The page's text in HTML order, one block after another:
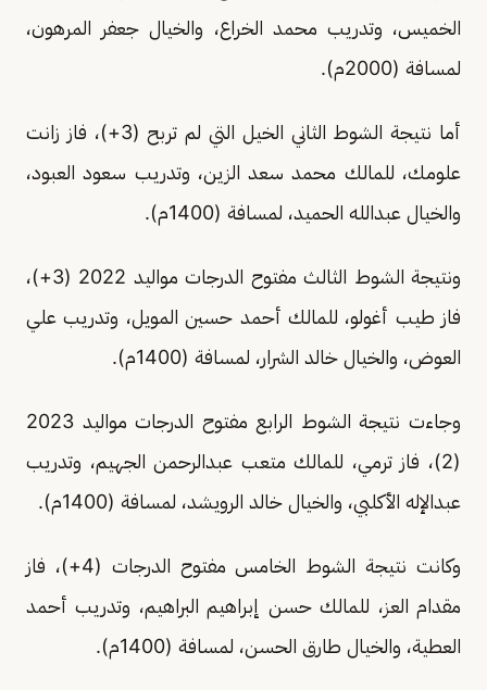
الخميس، وتدريب محمد الخراع، والخيال جعفر المرهون،
لمسافة (2000م).
أما نتيجة الشوط الثاني الخيل التي لم تربح (3+)، فاز زانت
علومك، للمالك محمد سعد الزين، وتدريب سعود العبود،
والخيال عبدالله الحميد، لمسافة (1400م).
ونتيجة الشوط الثالث مفتوح الدرجات مواليد 2022 (3+)،
فاز طيب أغولو، للمالك أحمد حسين المويل، وتدريب علي
العوض، والخيال خالد الشرار، لمسافة (1400م).
وجاءت نتيجة الشوط الرابع مفتوح الدرجات مواليد 2023
(2)، فاز ترمي، للمالك متعب عبدالرحمن الجهيم، وتدريب
عبدالإله الأكلبي، والخيال خالد الرويشد، لمسافة (1400م).
وكانت نتيجة الشوط الخامس مفتوح الدرجات (4+)، ‏فاز
مقدام العز، للمالك حسن إبراهيم البراهيم، وتدريب أحمد
العطية، والخيال طارق الحسن، لمسافة (1400م).